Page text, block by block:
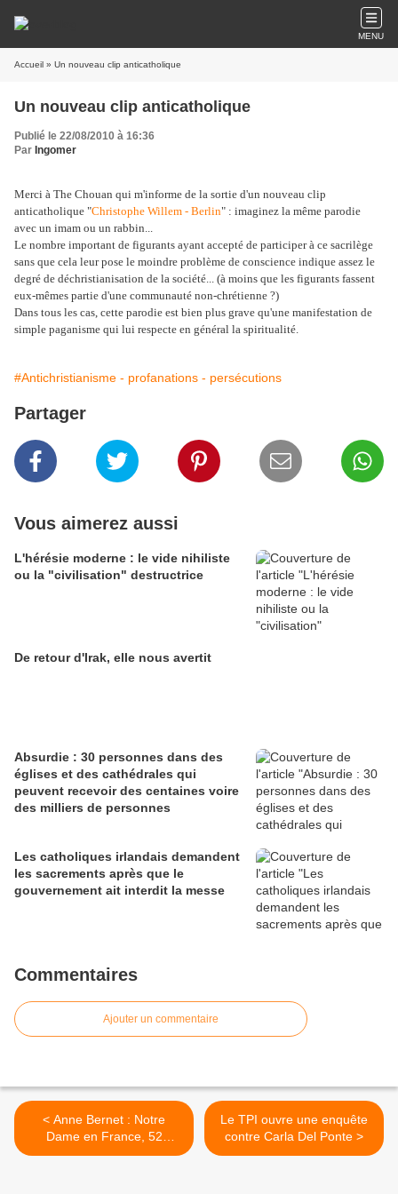
MENU
Accueil » Un nouveau clip anticatholique
Un nouveau clip anticatholique
Publié le 22/08/2010 à 16:36
Par Ingomer
Merci à The Chouan qui m'informe de la sortie d'un nouveau clip
anticatholique "Christophe Willem - Berlin" : imaginez la même parodie
avec un imam ou un rabbin...
Le nombre important de figurants ayant accepté de participer à ce sacrilège
sans que cela leur pose le moindre problème de conscience indique assez le
degré de déchristianisation de la société... (à moins que les figurants fassent
eux-mêmes partie d'une communauté non-chrétienne ?)
Dans tous les cas, cette parodie est bien plus grave qu'une manifestation de
simple paganisme qui lui respecte en général la spiritualité.
#Antichristianisme - profanations - persécutions
Partager
Vous aimerez aussi
L'hérésie moderne : le vide nihiliste
ou la "civilisation" destructrice
De retour d'Irak, elle nous avertit
Absurdie : 30 personnes dans des
églises et des cathédrales qui
peuvent recevoir des centaines voire
des milliers de personnes
Les catholiques irlandais demandent
les sacrements après que le
gouvernement ait interdit la messe
Commentaires
Ajouter un commentaire
< Anne Bernet : Notre
Dame en France, 52
pèlerinages (Editions de
Le TPI ouvre une enquête
contre Carla Del Ponte >